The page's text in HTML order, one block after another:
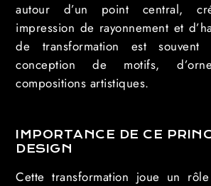
autour d’un point central,
impression de rayonnement et
de transformation est
conception de motifs,
compositions artistiques.
IMPORTANCE DE CE
DESIGN
Cette transformation joue un